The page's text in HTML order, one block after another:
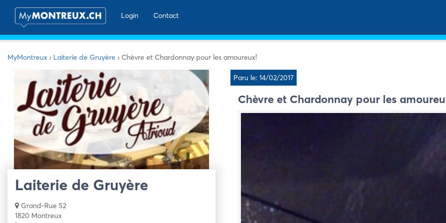
Login
Contact
MyMontreux › Laiterie de Gruyère › Chèvre et Chardonnay pour les amoureux!
Laiterie de Gruyère
Grand-Rue 52
1820 Montreux
Paru le: 14/02/2017
Chèvre et Chardonnay pour les